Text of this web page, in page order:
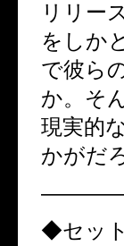
リリー
をしか
で彼ら
か。そ
現実的
かがだ
◆セッ